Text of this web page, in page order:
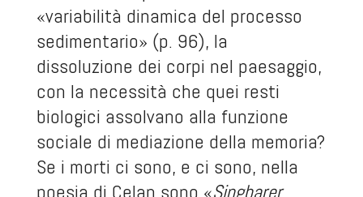
«variabilità dinamica del processo
sedimentario» (p. 96), la
dissoluzione dei corpi nel paesaggio,
con la necessità che quei resti
biologici assolvano alla funzione
sociale di mediazione della memoria?
Se i morti ci sono, e ci sono, nella
poesia di Celan sono «Singbarer